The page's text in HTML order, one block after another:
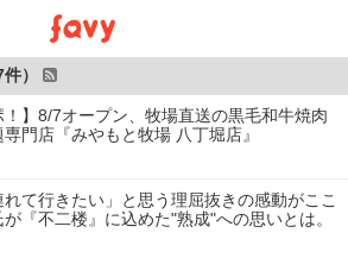
）
！】8/7オープン、牧場直送の黒毛和牛焼肉
門店『みやもと牧場 八丁堀店』
れて行きたい」と思う理屈抜きの感動がここ
『不二楼』に込めた"熟成"への思いとは。